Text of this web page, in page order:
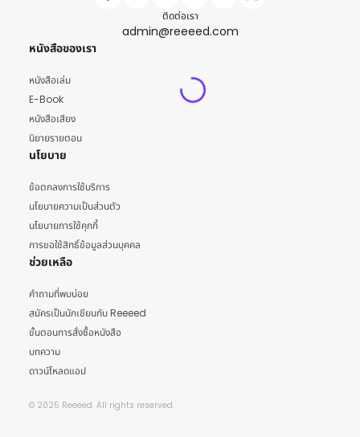
ติดต่อเรา
admin@reeeed.com
หนังสือของเรา
หนังสือเล่ม
E-Book
หนังสือเสียง
นิยายรายตอน
นโยบาย
ข้อตกลงการใช้บริการ
นโยบายความเป็นส่วนตัว
นโยบายการใช้คุกกี้
การขอใช้สิทธิ์ข้อมูลส่วนบุคคล
ช่วยเหลือ
คำถามที่พบบ่อย
สมัครเป็นนักเขียนกับ Reeeed
ขั้นตอนการสั่งซื้อหนังสือ
บทความ
ดาวน์โหลดแอป
© 2025 Reeeed. All rights reserved.